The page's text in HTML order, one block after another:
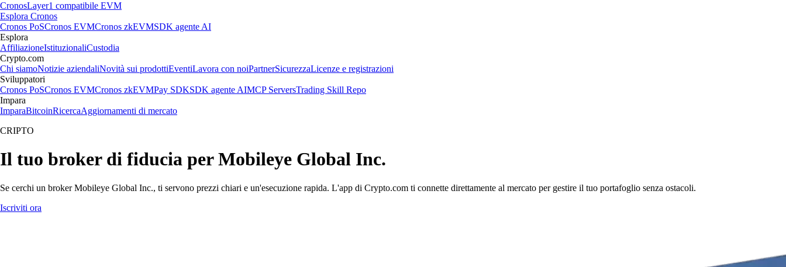
CronosLayer1 compatibile EVM
Esplora Cronos
Cronos PoSCronos EVMCronos zkEVMSDK agente AI
Esplora
AffiliazioneIstituzionaliCustodia
Crypto.com
Chi siamoNotizie aziendaliNovità sui prodottiEventiLavora con noiPartnerSicurezzaLicenze e registrazioni
Sviluppatori
Cronos PoSCronos EVMCronos zkEVMPay SDKSDK agente AIMCP ServersTrading Skill Repo
Impara
ImparaBitcoinRicercaAggiornamenti di mercato
CRIPTO
Il tuo broker di fiducia per Mobileye Global Inc.
Se cerchi un broker Mobileye Global Inc., ti servono prezzi chiari e un'esecuzione rapida. L'app di Crypto.com ti connette direttamente al mercato per gestire il tuo portafoglio senza ostacoli.
Iscriviti ora